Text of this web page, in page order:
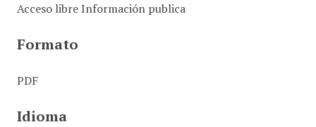
Acceso libre Información publica
Formato
PDF
Idioma